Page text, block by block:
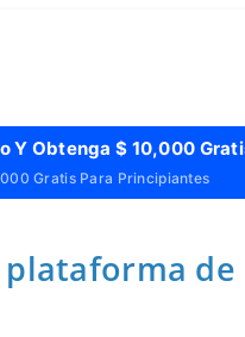
Y Obtenga $ 10,000
Gratis Para Principiantes
de